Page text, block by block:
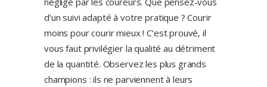
d’un suivi adapté à votre pratique ? Courir
moins pour courir mieux ! C’est prouvé, il
vous faut privilégier la qualité au détriment
de la quantité. Observez les plus grands
champions : ils ne parviennent à leurs